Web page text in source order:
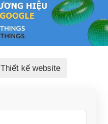
Thiết kế website